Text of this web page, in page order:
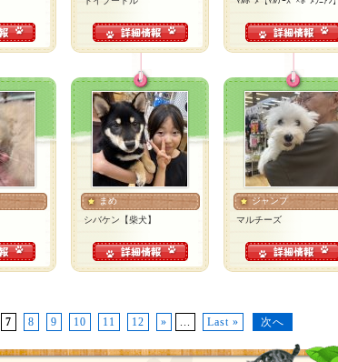
まめ
シバケン【柴犬】
ジャンプ
マルチーズ
7 8 9 10 11 12 » ... Last » 次へ